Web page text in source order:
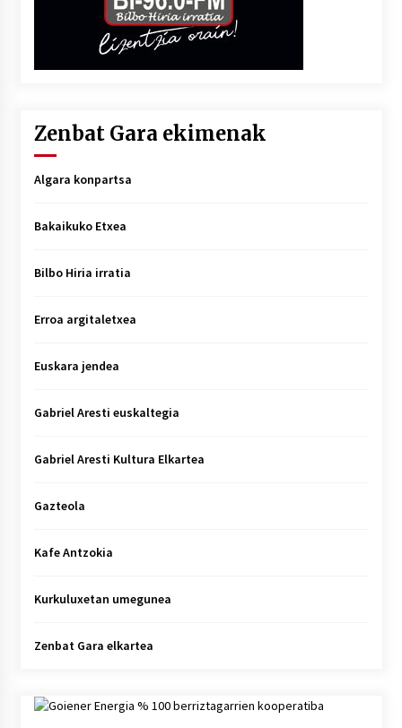
Zenbat Gara ekimenak
Algara konpartsa
Bakaikuko Etxea
Bilbo Hiria irratia
Erroa argitaletxea
Euskara jendea
Gabriel Aresti euskaltegia
Gabriel Aresti Kultura Elkartea
Gazteola
Kafe Antzokia
Kurkuluxetan umegunea
Zenbat Gara elkartea